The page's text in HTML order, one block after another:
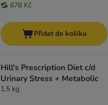
678 Kč
Přidat do košíku
Hill's Prescription Diet c/d
Urinary Stress + Metabolic
1,5 kg